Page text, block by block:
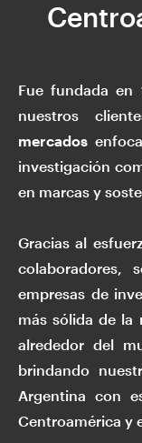
Fue fundada
nuestros
mercados
investigación
en marcas y
Gracias al
empresas de
más sólida de la
alrededor del
brindando
Argentina con
Centroamérica y